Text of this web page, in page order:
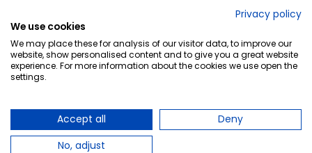
Privacy policy
We use cookies
We may place these for analysis of our visitor data, to improve our
website, show personalised content and to give you a great website
experience. For more information about the cookies we use open the
settings.
Accept all
Deny
No, adjust